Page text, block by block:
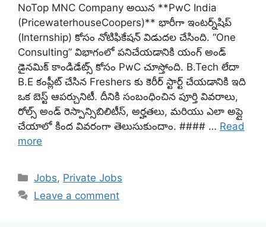
NoTop MNC Company అయిన **PwC India
(PricewaterhouseCoopers)** భారీగా ఇంటర్న్‌షిప్
(Internship) కోసం నోటిఫికేషన్ విడుదల చేసింది. “One
Consulting” విభాగంలో పనిచేయడానికి యంగ్ అండ్
డైనమిక్ కాండిడేట్స్ కోసం PwC చూస్తోంది. B.Tech లేదా
B.E కంప్లీట్ చేసిన Freshers కు కెరీర్ స్టార్ట్ చేయడానికి ఇది
ఒక బెస్ట్ ఆపర్చునిటీ. దీనికి సంబంధించిన పూర్తి వివరాలు,
రోల్స్ అండ్ రెస్పాన్సిబిలిటీస్, అర్హతలు, మరియు ఎలా అప్లై
చేయాలో కింద వివరంగా తెలుసుకుందాం. #### … Read
more
Categories
Jobs, Private Jobs
Leave a comment